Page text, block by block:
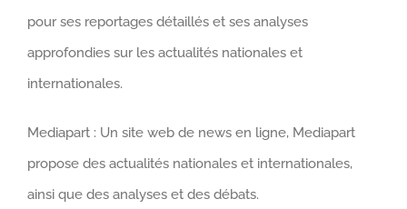
pour ses reportages détaillés et ses analyses
approfondies sur les actualités nationales et
internationales.
Mediapart : Un site web de news en ligne, Mediapart
propose des actualités nationales et internationales,
ainsi que des analyses et des débats.